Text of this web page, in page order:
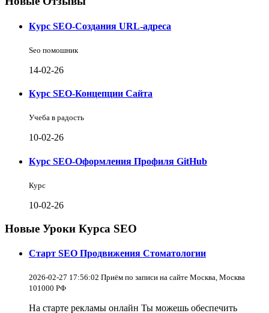
Курс SEO-Создания URL-адреса
Seo помошник
14-02-26
Курс SEO-Концепции Сайта
Учеба в радость
10-02-26
Курс SEO-Оформления Профиля GitHub
Курс
10-02-26
Новые Уроки Курса SEO
Старт SEO Продвижения Стоматологии
2026-02-27 17:56:02 Приём по записи на сайте Москва, Москва
101000 РФ
На старте рекламы онлайн Ты можешь обеспечить